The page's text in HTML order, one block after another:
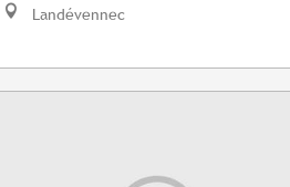
Landévennec